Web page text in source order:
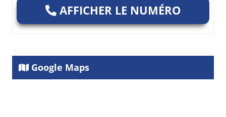
AFFICHER LE NUMÉRO
Google Maps